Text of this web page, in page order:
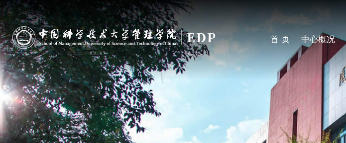
首 页 中心概况